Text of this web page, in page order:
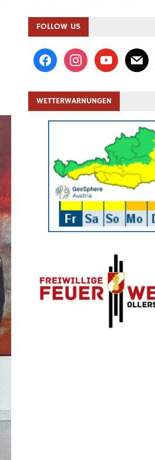
FOLLOW US
facebookinstagramyoutubemail
WETTERWARNUNGEN